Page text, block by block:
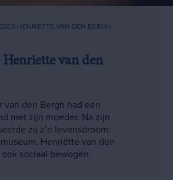
HENRIETTE VAN DEN BERGH
van den
van den Bergh had een
met zijn moeder. Na zijn
zij z’n levensdroom:
Henriëtte van den
sociaal bewogen.